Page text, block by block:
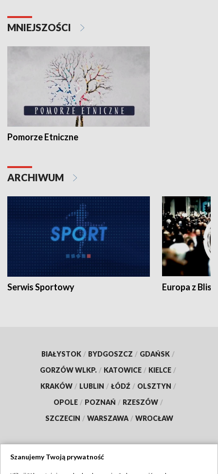
MNIEJSZOŚCI
Pomorze Etniczne
ARCHIWUM
Serwis Sportowy Europa z
BIAŁYSTOK / BYDGOSZCZ / GDAŃSK /
GORZÓW WLKP. / KATOWICE / KIELCE /
KRAKÓW / LUBLIN / ŁÓDŹ / OLSZTYN /
OPOLE / POZNAŃ / RZESZÓW /
SZCZECIN / WARSZAWA / WROCŁAW
Szanujemy Twoją prywatność